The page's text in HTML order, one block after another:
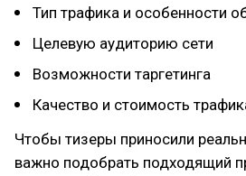
Тип трафика и особенности
Целевую аудиторию сети
Возможности таргетинга
Качество и стоимость
Чтобы тизеры приносили
важно подобрать подходящий